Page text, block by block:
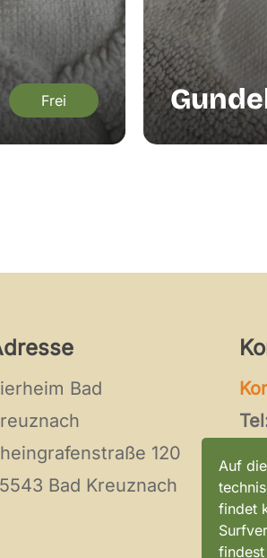
Frei
Bad
120
Bad Kreuznach
Auf
findet